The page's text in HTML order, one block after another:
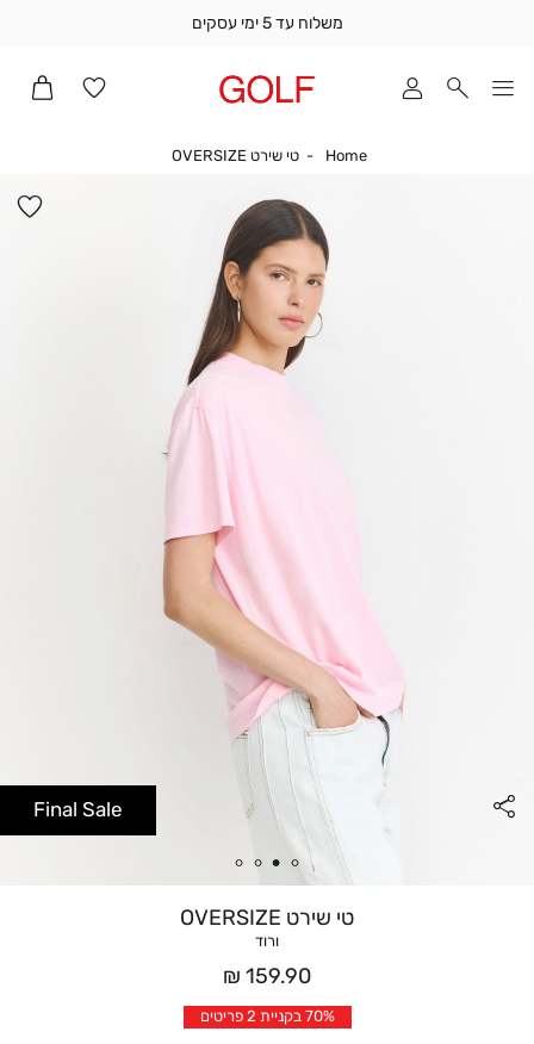
משלוח עד 5 ימי עסקים
Home
Homeטי שירט OVERSIZE
טי שירט OVERSIZE
ורוד
מחיר
אחרי
הנחה
159.90 ₪
70% בקניית 2 פריטים
Final Sale